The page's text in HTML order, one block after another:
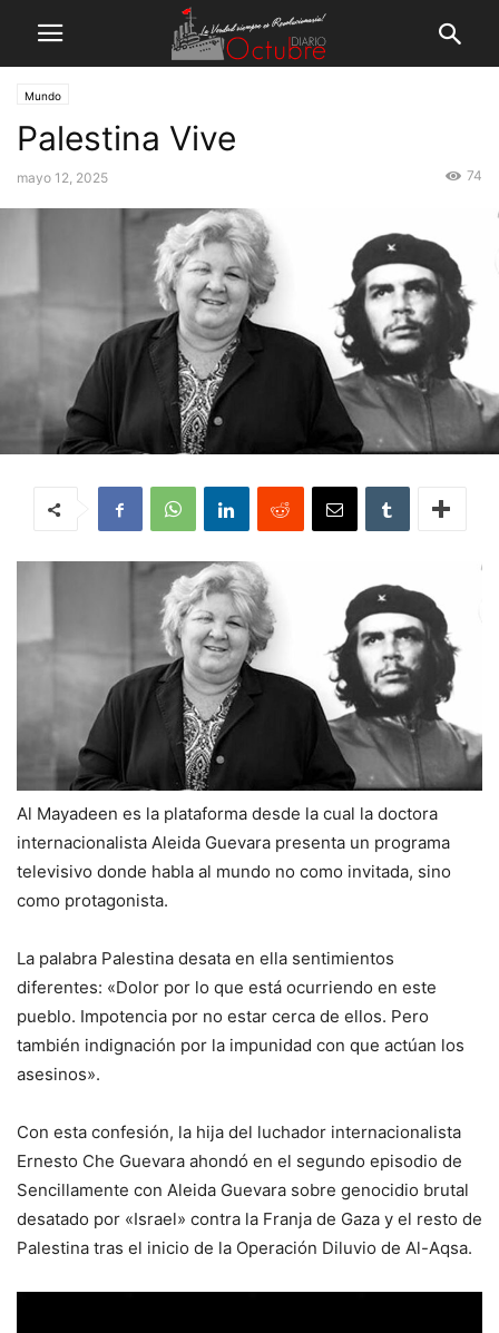
Mundo
Palestina Vive
mayo 12, 2025 74
Al Mayadeen es la plataforma desde la cual la doctora
internacionalista Aleida Guevara presenta un programa
televisivo donde habla al mundo no como invitada, sino
como protagonista.
La palabra Palestina desata en ella sentimientos
diferentes: «Dolor por lo que está ocurriendo en este
pueblo. Impotencia por no estar cerca de ellos. Pero
también indignación por la impunidad con que actúan los
asesinos».
Con esta confesión, la hija del luchador internacionalista
Ernesto Che Guevara ahondó en el segundo episodio de
Sencillamente con Aleida Guevara sobre genocidio brutal
desatado por «Israel» contra la Franja de Gaza y el resto de
Palestina tras el inicio de la Operación Diluvio de Al-Aqsa.